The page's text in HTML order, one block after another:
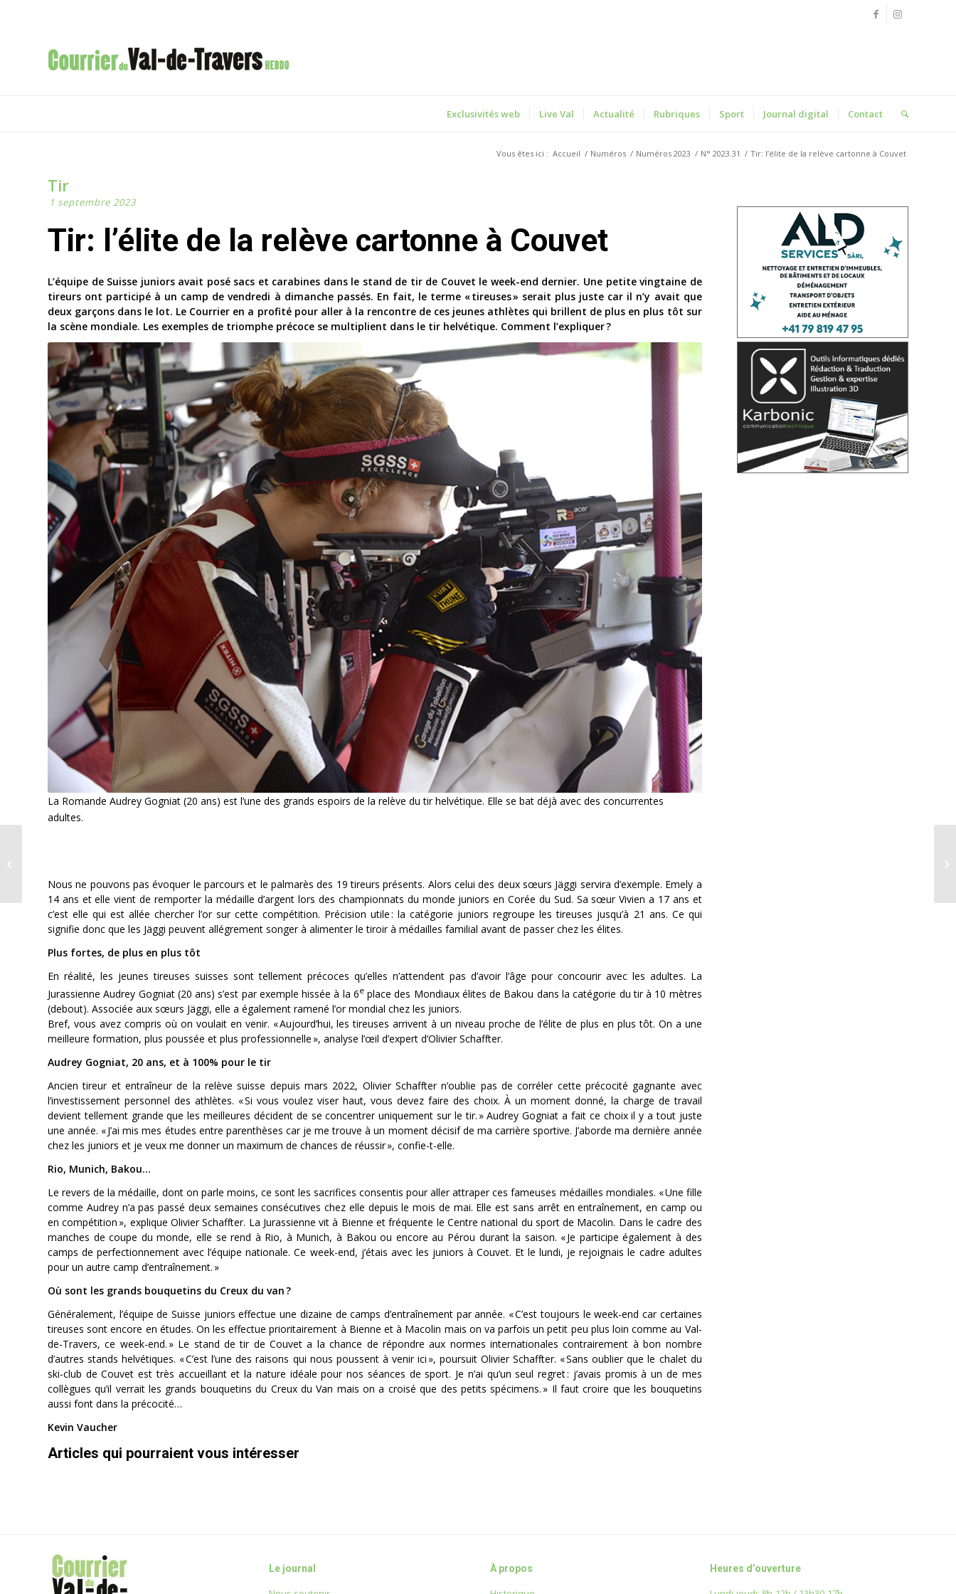
Exclusivités web Live Val Actualité Rubriques Sport Journal digital Contact
Vous êtes ici : Accueil / Numéros / Numéros 2023 / N° 2023.31 / Tir: l’élite de la relève cartonne à Couvet
Tir
1 septembre 2023
Tir: l’élite de la relève cartonne à Couvet
L’équipe de Suisse juniors avait posé sacs et carabines dans le stand de tir de Couvet le week-end dernier. Une petite vingtaine de
tireurs ont participé à un camp de vendredi à dimanche passés. En fait, le terme « tireuses » serait plus juste car il n’y avait que
deux garçons dans le lot. Le Courrier en a profité pour aller à la rencontre de ces jeunes athlètes qui brillent de plus en plus tôt sur
la scène mondiale. Les exemples de triomphe précoce se multiplient dans le tir helvétique. Comment l’expliquer ?
La Romande Audrey Gogniat (20 ans) est l’une des grands espoirs de la relève du tir helvétique. Elle se bat déjà avec des concurrentes
adultes.
Nous ne pouvons pas évoquer le parcours et le palmarès des 19 tireurs présents. Alors celui des deux sœurs Jäggi servira d’exemple. Emely a
14 ans et elle vient de remporter la médaille d’argent lors des championnats du monde juniors en Corée du Sud. Sa sœur Vivien a 17 ans et
c’est elle qui est allée chercher l’or sur cette compétition. Précision utile : la catégorie juniors regroupe les tireuses jusqu’à 21 ans. Ce qui
signifie donc que les Jäggi peuvent allégrement songer à alimenter le tiroir à médailles familial avant de passer chez les élites.
Plus fortes, de plus en plus tôt
En réalité, les jeunes tireuses suisses sont tellement précoces qu’elles n’attendent pas d’avoir l’âge pour concourir avec les adultes. La
Jurassienne Audrey Gogniat (20 ans) s’est par exemple hissée à la 6eplace des Mondiaux élites de Bakou dans la catégorie du tir à 10 mètres
(debout). Associée aux sœurs Jäggi, elle a également ramené l’or mondial chez les juniors.
Bref, vous avez compris où on voulait en venir. « Aujourd’hui, les tireuses arrivent à un niveau proche de l’élite de plus en plus tôt. On a une
meilleure formation, plus poussée et plus professionnelle », analyse l’œil d’expert d’Olivier Schaffter.
Audrey Gogniat, 20 ans, et à 100% pour le tir
Ancien tireur et entraîneur de la relève suisse depuis mars 2022, Olivier Schaffter n’oublie pas de corréler cette précocité gagnante avec
l’investissement personnel des athlètes. « Si vous voulez viser haut, vous devez faire des choix. À un moment donné, la charge de travail
devient tellement grande que les meilleures décident de se concentrer uniquement sur le tir. »Audrey Gogniat a fait ce choix il y a tout juste
une année. « J’ai mis mes études entre parenthèses car je me trouve à un moment décisif de ma carrière sportive. J’aborde ma dernière année
chez les juniors et je veux me donner un maximum de chances de réussir », confie-t-elle.
Rio, Munich, Bakou…
Le revers de la médaille, dont on parle moins, ce sont les sacrifices consentis pour aller attraper ces fameuses médailles mondiales. « Une fille
comme Audrey n’a pas passé deux semaines consécutives chez elle depuis le mois de mai. Elle est sans arrêt en entraînement, en camp ou
en compétition », explique Olivier Schaffter. La Jurassienne vit à Bienne et fréquente le Centre national du sport de Macolin. Dans le cadre des
manches de coupe du monde, elle se rend à Rio, à Munich, à Bakou ou encore au Pérou durant la saison. « Je participe également à des
camps de perfectionnement avec l’équipe nationale. Ce week-end, j’étais avec les juniors à Couvet. Et le lundi, je rejoignais le cadre adultes
pour un autre camp d’entraînement. »
Où sont les grands bouquetins du Creux du van ?
Généralement, l’équipe de Suisse juniors effectue une dizaine de camps d’entraînement par année. « C’est toujours le week-end car certaines
tireuses sont encore en études. On les effectue prioritairement à Bienne et à Macolin mais on va parfois un petit peu plus loin comme au Val-
de-Travers, ce week-end. » Le stand de tir de Couvet a la chance de répondre aux normes internationales contrairement à bon nombre
d’autres stands helvétiques. « C’est l’une des raisons qui nous poussent à venir ici », poursuit Olivier Schaffter. « Sans oublier que le chalet du
ski-club de Couvet est très accueillant et la nature idéale pour nos séances de sport. Je n’ai qu’un seul regret : j’avais promis à un de mes
collègues qu’il verrait les grands bouquetins du Creux du Van mais on a croisé que des petits spécimens. » Il faut croire que les bouquetins
aussi font dans la précocité…
Kevin Vaucher
Articles qui pourraient vous intéresser
Le journal À propos Heures d’ouverture